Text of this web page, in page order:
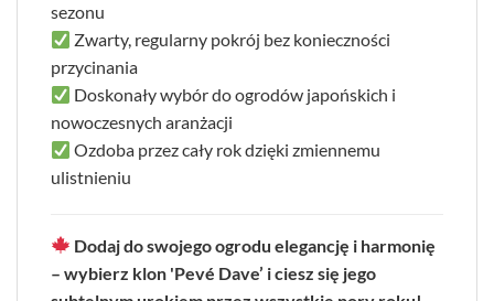
sezonu
Zwarty, regularny pokrój bez konieczności
przycinania
Doskonały wybór do ogrodów japońskich i
nowoczesnych aranżacji
Ozdoba przez cały rok dzięki zmiennemu
ulistnieniu
Dodaj do swojego ogrodu elegancję i harmonię
– wybierz klon 'Pevé Dave’ i ciesz się jego